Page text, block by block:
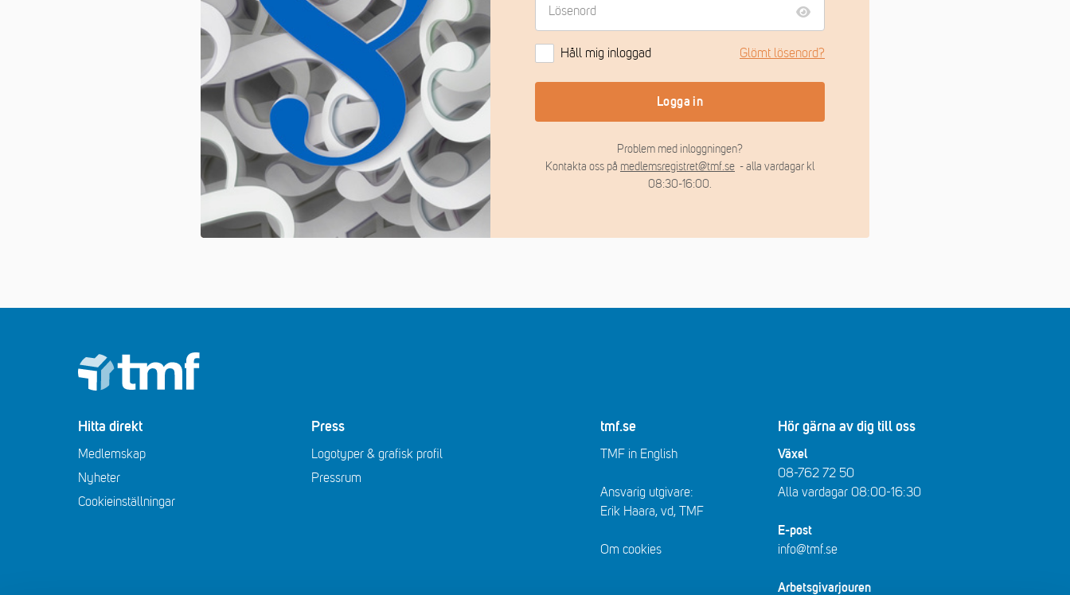
Håll mig inloggad Glömt lösenord?
Logga in
Problem med inloggningen?
Kontakta oss på medlemsregistret@tmf.se - alla vardagar kl
08:30-16:00.
Hitta direkt
Medlemskap
Nyheter
Cookieinställningar
Press
Logotyper & grafisk profil
Pressrum
tmf.se
TMF in English
Ansvarig utgivare:
Erik Haara, vd, TMF
Om cookies
Hör gärna av dig till oss
Växel
08-762 72 50
Alla vardagar 08:00-16:30​​
E-post
info@tmf.se
Arbetsgivarjouren